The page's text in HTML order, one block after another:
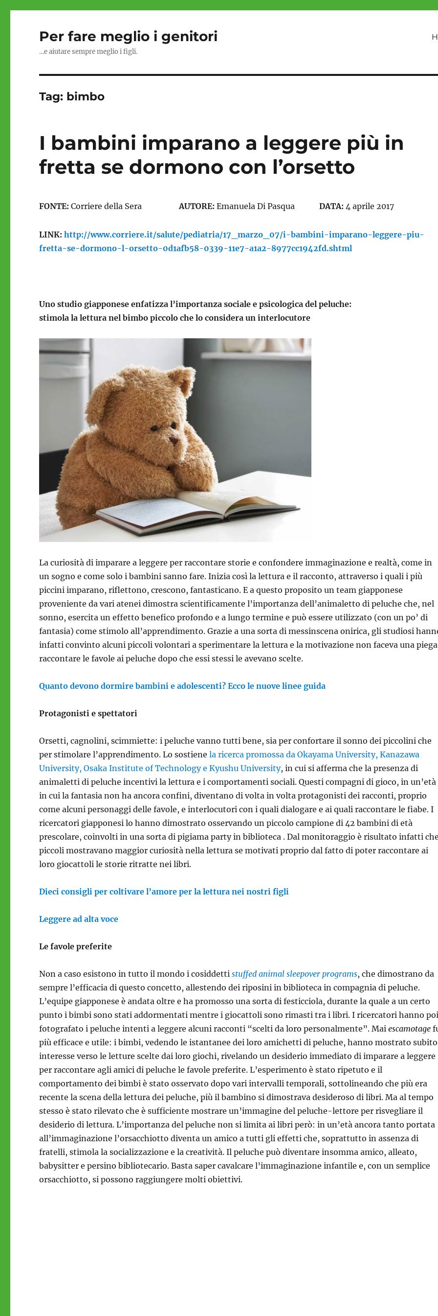
Per fare meglio i genitori
…e aiutare sempre meglio i figli.
Tag: bimbo
I bambini imparano a leggere più in
fretta se dormono con l’orsetto
FONTE: Corriere della Sera AUTORE: Emanuela Di Pasqua DATA: 4 aprile 2017
LINK:http://www.corriere.it/salute/pediatria/17_marzo_07/i-bambini-imparano-leggere-piu-
fretta-se-dormono-l-orsetto-0d1afb58-0339-11e7-a1a2-8977cc1942fd.shtml
Uno studio giapponese enfatizza l’importanza sociale e psicologica del peluche:
stimola la lettura nel bimbo piccolo che lo considera un interlocutore
La curiosità di imparare a leggere per raccontare storie e confondere immaginazione e realtà, come in
un sogno e come solo i bambini sanno fare. Inizia così la lettura e il racconto, attraverso i quali i più
piccini imparano, riflettono, crescono, fantasticano. E a questo proposito un team giapponese
proveniente da vari atenei dimostra scientificamente l’importanza dell’animaletto di peluche che, nel
sonno, esercita un effetto benefico profondo e a lungo termine e può essere utilizzato (con un po’ di
fantasia) come stimolo all’apprendimento. Grazie a una sorta di messinscena onirica, gli studiosi
infatti convinto alcuni piccoli volontari a sperimentare la lettura e la motivazione non faceva una
raccontare le favole ai peluche dopo che essi stessi le avevano scelte.
Quanto devono dormire bambini e adolescenti? Ecco le nuove linee guida
Protagonisti e spettatori
Orsetti, cagnolini, scimmiette: i peluche vanno tutti bene, sia per confortare il sonno dei piccolini che
per stimolare l’apprendimento. Lo sostienela ricerca promossa da Okayama University, Kanazawa
University, Osaka Institute of Technology e Kyushu University, in cui si afferma che la presenza di
animaletti di peluche incentivi la lettura e i comportamenti sociali. Questi compagni di gioco, in un’età
in cui la fantasia non ha ancora confini, diventano di volta in volta protagonisti dei racconti, proprio
come alcuni personaggi delle favole, e interlocutori con i quali dialogare e ai quali raccontare le fiabe. I
ricercatori giapponesi lo hanno dimostrato osservando un piccolo campione di 42 bambini di età
prescolare, coinvolti in una sorta di pigiama party in biblioteca . Dal monitoraggio è risultato infatti
piccoli mostravano maggior curiosità nella lettura se motivati proprio dal fatto di poter raccontare ai
loro giocattoli le storie ritratte nei libri.
Dieci consigli per coltivare l’amore per la lettura nei nostri figli
Leggere ad alta voce
Le favole preferite
Non a caso esistono in tutto il mondo i cosiddettistuffed animal sleepover programs, che dimostrano da
sempre l’efficacia di questo concetto, allestendo dei riposini in biblioteca in compagnia di peluche.
L’equipe giapponese è andata oltre e ha promosso una sorta di festicciola, durante la quale a un certo
punto i bimbi sono stati addormentati mentre i giocattoli sono rimasti tra i libri. I ricercatori hanno
fotografato i peluche intenti a leggere alcuni racconti “scelti da loro personalmente”. Maiescamotage
più efficace e utile: i bimbi, vedendo le istantanee dei loro amichetti di peluche, hanno mostrato subito
interesse verso le letture scelte dai loro giochi, rivelando un desiderio immediato di imparare a leggere
per raccontare agli amici di peluche le favole preferite. L’esperimento è stato ripetuto e il
comportamento dei bimbi è stato osservato dopo vari intervalli temporali, sottolineando che più era
recente la scena della lettura dei peluche, più il bambino si dimostrava desideroso di libri. Ma al tempo
stesso è stato rilevato che è sufficiente mostrare un’immagine del peluche-lettore per risvegliare il
desiderio di lettura. L’importanza del peluche non si limita ai libri però: in un’età ancora tanto portata
all’immaginazione l’orsacchiotto diventa un amico a tutti gli effetti che, soprattutto in assenza di
fratelli, stimola la socializzazione e la creatività. Il peluche può diventare insomma amico, alleato,
babysitter e persino bibliotecario. Basta saper cavalcare l’immaginazione infantile e, con un semplice
orsacchiotto, si possono raggiungere molti obiettivi.